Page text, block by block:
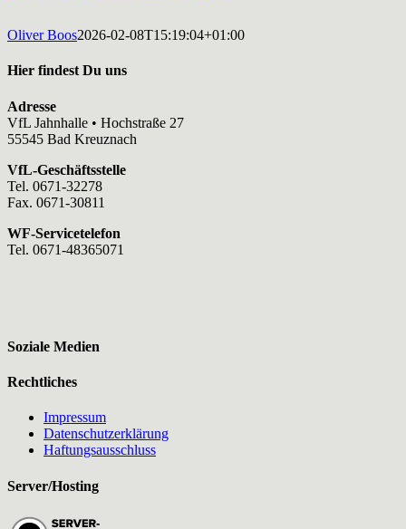
Oliver Boos2026-02-08T15:19:04+01:00
Hier findest Du uns
Adresse
VfL Jahnhalle • Hochstraße 27
55545 Bad Kreuznach
VfL-Geschäftsstelle
Tel. 0671-32278
Fax. 0671-30811
WF-Servicetelefon
Tel. 0671-48365071
Soziale Medien
Rechtliches
Impressum
Datenschutzerklärung
Haftungsausschluss
Server/Hosting